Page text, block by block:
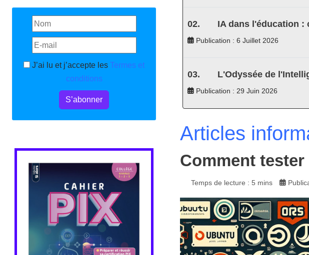
J’ai lu et j’accepte les Termes et
conditions
S’abonner
IA dans l'éducation
Publication : 6 Juillet 2026
L'Odyssée de
Publication : 29 Juin 2026
Articles
Comment
Temps de lecture : 5 mins